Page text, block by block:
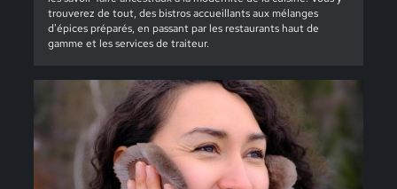
trouverez de tout, des bistros accueillants aux mélanges
d'épices préparés, en passant par les restaurants haut de
gamme et les services de traiteur.